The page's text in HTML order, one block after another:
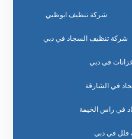
شركة تنظيف ابوظبي
شركة تنظيف السجاد في دبي
في دبي
في الشارقة
في راس الخيمة
فلل في دبي